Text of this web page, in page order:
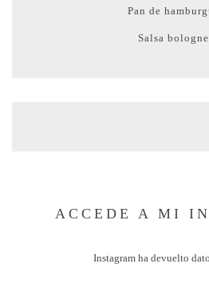
Pan de
Salsa
ACCEDE A MI
Instagram ha devuelto